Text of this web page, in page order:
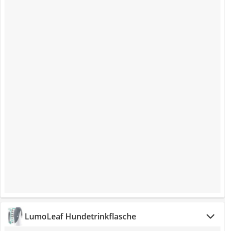
LumoLeaf Hundetrinkflasche